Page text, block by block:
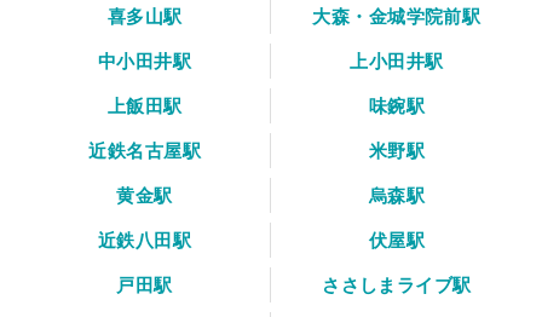
喜多山駅
大森・金城学院前駅
中小田井駅
上小田井駅
上飯田駅
味鋺駅
近鉄名古屋駅
米野駅
黄金駅
烏森駅
近鉄八田駅
伏屋駅
戸田駅
ささしまライブ駅